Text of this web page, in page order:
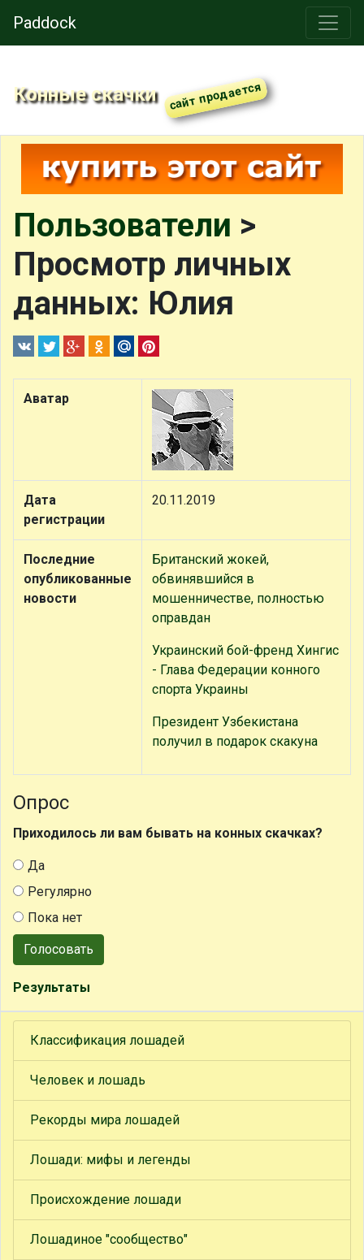
Paddock
Конные скачки
Пользователи >
Просмотр личных
данных: Юлия
Аватар
Дата
регистрации
20.11.2019
Последние
опубликованные
новости
Британский жокей,
обвинявшийся в
мошенничестве, полностью
оправдан
Украинский бой-френд Хингис
- Глава Федерации конного
спорта Украины
Президент Узбекистана
получил в подарок скакуна
Опрос
Приходилось ли вам бывать на конных скачках?
Да
Регулярно
Пока нет
Голосовать
Результаты
Классификация лошадей
Человек и лошадь
Рекорды мира лошадей
Лошади: мифы и легенды
Происхождение лошади
Лошадиное "сообщество"